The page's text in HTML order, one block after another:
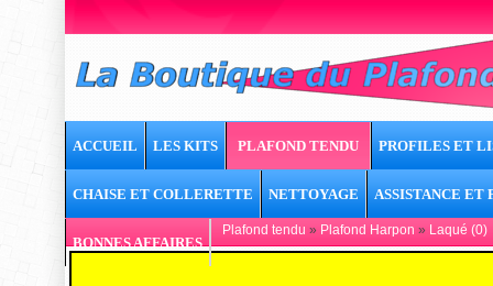
ACCUEIL LES KITS PLAFOND TENDU PROFILES ET
CHAISE ET COLLERETTE NETTOYAGE ASSISTANCE ET
BONNES AFFAIRES
Plafond tendu » Plafond Harpon » Laqué (0)